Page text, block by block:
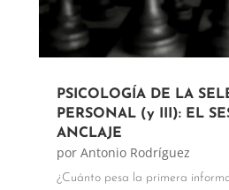
PSICOLOGÍA DE LA
PERSONAL (y III): EL
ANCLAJE
por Antonio Rodríguez
¿Cuánto pesa la primera